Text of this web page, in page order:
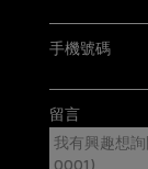
電郵:
有關退貨及
手機號碼
留言